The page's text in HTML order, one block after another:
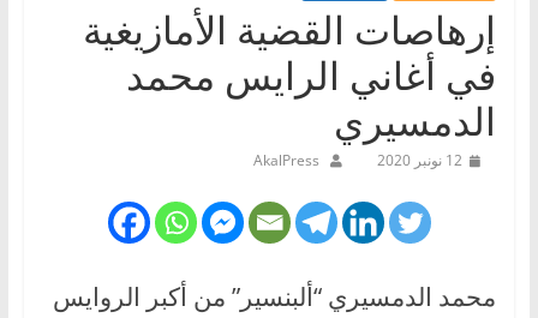
إرهاصات القضية الأمازيغية
في أغاني الرايس محمد
الدمسيري
12 نونبر 2020 AkalPress
محمد الدمسيري “ألبنسير” من أكبر الروايس